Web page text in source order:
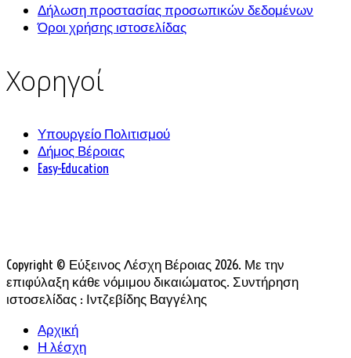
Δήλωση προστασίας προσωπικών δεδομένων
Όροι χρήσης ιστοσελίδας
Χορηγοί
Υπουργείο Πολιτισμού
Δήμος Βέροιας
Easy-Education
Copyright © Εύξεινος Λέσχη Βέροιας 2026. Με την
επιφύλαξη κάθε νόμιμου δικαιώματος. Συντήρηση
ιστοσελίδας : Ιντζεβίδης Βαγγέλης
Αρχική
Η λέσχη